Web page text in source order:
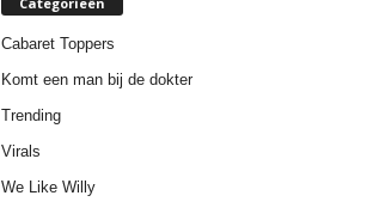
Cabaret Toppers
Komt een man bij de dokter
Trending
Virals
We Like Willy